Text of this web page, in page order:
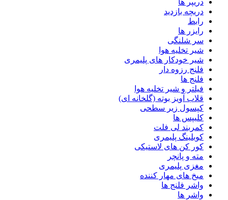
دریپر ها
دریچه بازدید
رابط
رایزر ها
سر شلنگی
شیر تخلیه هوا
شیر خودکار های پلیمری
فلنج رزوه دار
فلنج ها
فیلتر و شیر تخلیه هوا
قلاب آویز بوته (گلخانه ای)
کپسول زیر سطحی
کلیپس ها
کمربند لی فلت
کوبلینگ پلیمری
کور کن های لاستیکی
مته و پانچر
مغزی پلیمری
میخ های مهار کننده
واشر فلنج ها
واشر ها